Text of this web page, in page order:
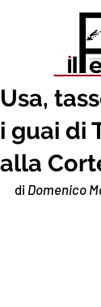
Usa,
i guai di
alla
di Domenico